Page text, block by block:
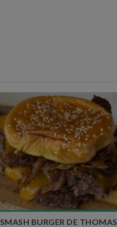
Temps de préparation : 20 min
Temps de cuisson : 5 à 10 min
Nombre de couverts : 4
SMASH BURGER DE THOMAS